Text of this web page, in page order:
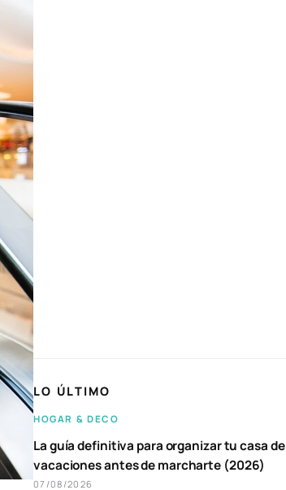
LO ÚLTIMO
HOGAR & DECO
La guía definitiva para organizar tu casa de
vacaciones antes de marcharte (2026)
07/08/2026